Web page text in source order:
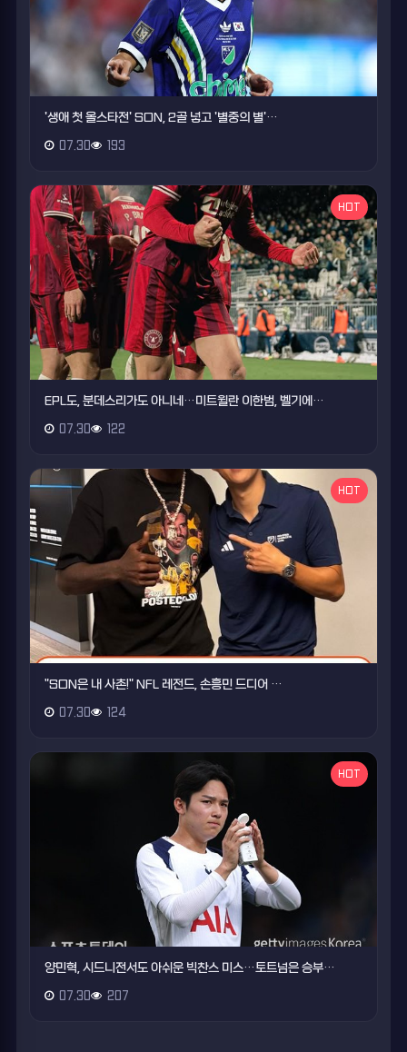
'생애 첫 올스타전' SON, 2골 넣고 '별중의 별'…
07.30 193
HOT
EPL도, 분데스리가도 아니네…미트윌란 이한범, 벨기에…
07.30 122
HOT
"SON은 내 사촌!" NFL 레전드, 손흥민 드디어 …
07.30 124
HOT
양민혁, 시드니전서도 아쉬운 빅찬스 미스…토트넘은 승부…
07.30 207